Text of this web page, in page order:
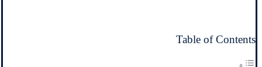
Table of Contents